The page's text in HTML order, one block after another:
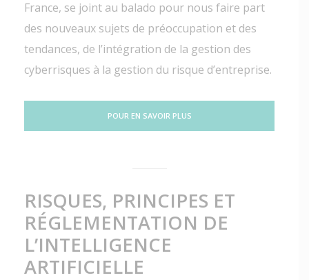
France, se joint au balado pour nous faire part
des nouveaux sujets de préoccupation et des
tendances, de l’intégration de la gestion des
cyberrisques à la gestion du risque d’entreprise.
POUR EN SAVOIR PLUS
RISQUES, PRINCIPES ET
RÉGLEMENTATION DE
L’INTELLIGENCE
ARTIFICIELLE